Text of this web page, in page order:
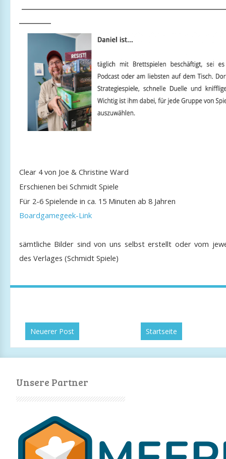
Clear 4 von Joe & Christine Ward
Erschienen bei Schmidt Spiele
Für 2-6 Spielende in ca. 15 Minuten ab 8 Jahren
Boardgamegeek-Link
sämtliche Bilder sind von uns selbst erstellt oder vom
des Verlages (Schmidt Spiele)
Neuerer Post Startseite
Unsere Partner